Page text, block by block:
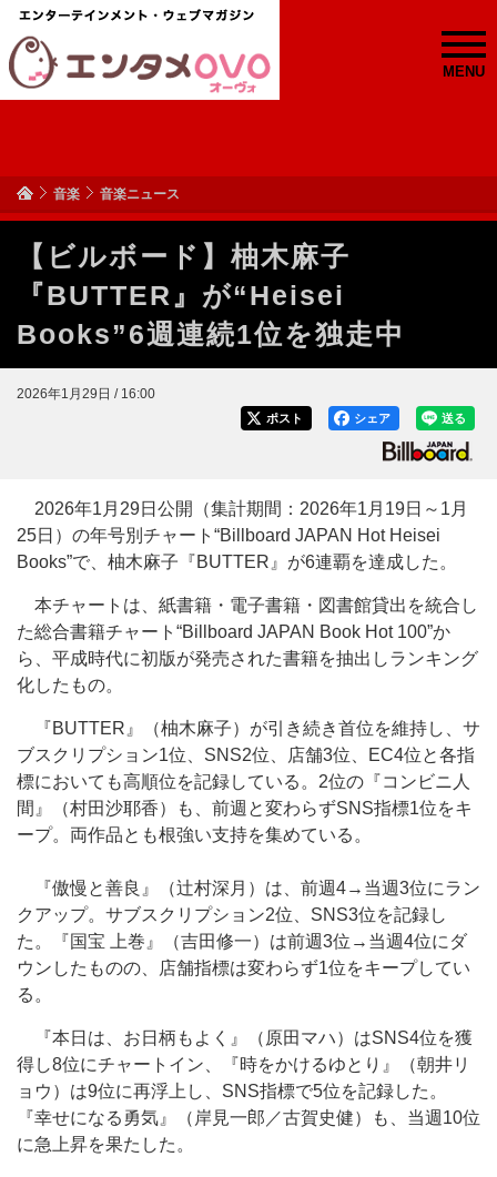
MENU
音楽 音楽ニュース
【ビルボード】柚木麻子
『BUTTER』が“Heisei
Books”6週連続1位を独走中
2026年1月29日 / 16:00
送る
シェア
ポスト
2026年1月29日公開（集計期間：2026年1月19日～1月
25日）の年号別チャート“Billboard JAPAN Hot Heisei
Books”で、柚木麻子『BUTTER』が6連覇を達成した。
本チャートは、紙書籍・電子書籍・図書館貸出を統合し
た総合書籍チャート“Billboard JAPAN Book Hot 100”か
ら、平成時代に初版が発売された書籍を抽出しランキング
化したもの。
『BUTTER』（柚木麻子）が引き続き首位を維持し、サ
ブスクリプション1位、SNS2位、店舗3位、EC4位と各指
標においても高順位を記録している。2位の『コンビニ人
間』（村田沙耶香）も、前週と変わらずSNS指標1位をキ
ープ。両作品とも根強い支持を集めている。
『傲慢と善良』（辻村深月）は、前週4→当週3位にラン
クアップ。サブスクリプション2位、SNS3位を記録し
た。『国宝 上巻』（吉田修一）は前週3位→当週4位にダ
ウンしたものの、店舗指標は変わらず1位をキープしてい
る。
『本日は、お日柄もよく』（原田マハ）はSNS4位を獲
得し8位にチャートイン、『時をかけるゆとり』（朝井リ
ョウ）は9位に再浮上し、SNS指標で5位を記録した。
『幸せになる勇気』（岸見一郎／古賀史健）も、当週10位
に急上昇を果たした。